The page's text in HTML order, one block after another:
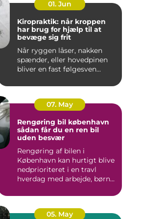
01. Jun
Kiropraktik: når kroppen
har brug for hjælp til at
bevæge sig frit
Når ryggen låser, nakken
spænder, eller hovedpinen
bliver en fast følgesven...
07. May
Rengøring bil københavn
sådan får du en ren bil
uden besvær
Rengøring af bilen i
København kan hurtigt blive
nedprioriteret i en travl
hverdag med arbejde, børn...
05. May